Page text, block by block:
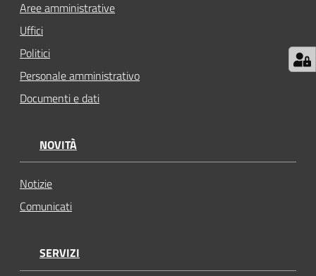
Aree amministrative
Uffici
Politici
Personale amministrativo
Documenti e dati
NOVITÀ
Notizie
Comunicati
SERVIZI